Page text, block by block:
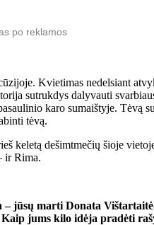
po reklamos
Kvietimas nedelsiant
sutrukdys dalyvauti
karo sumaištyje. Tėvą
tėvą.
keletą dešimtmečių šioje
ir Rima.
marti Donata
jums kilo idėja pradėti